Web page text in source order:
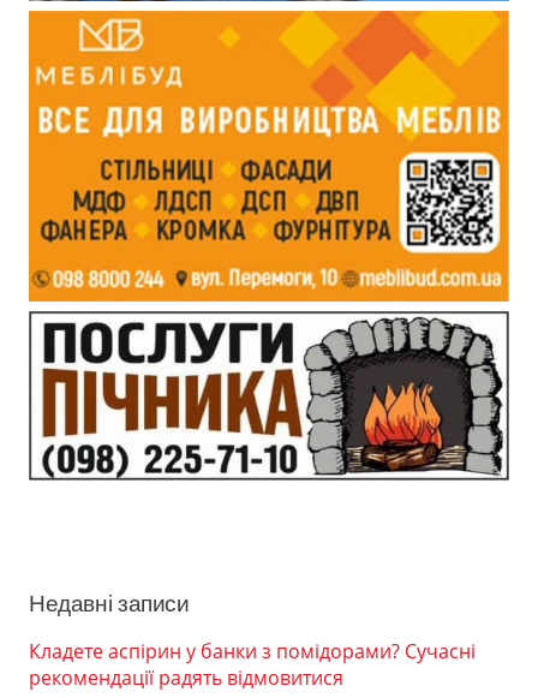
Недавні записи
Кладете аспірин у банки з помідорами? Сучасні
рекомендації радять відмовитися